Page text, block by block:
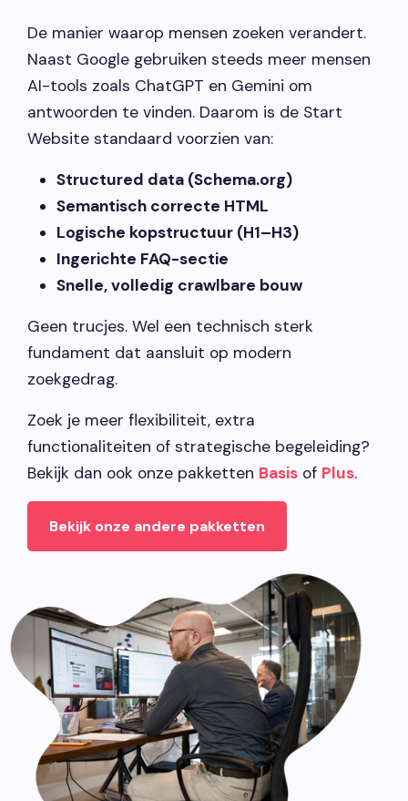
De manier waarop mensen zoeken verandert.
Naast Google gebruiken steeds meer mensen
AI-tools zoals ChatGPT en Gemini om
antwoorden te vinden. Daarom is de Start
Website standaard voorzien van:
Structured data (Schema.org)
Semantisch correcte HTML
Logische kopstructuur (H1–H3)
Ingerichte FAQ-sectie
Snelle, volledig crawlbare bouw
Geen trucjes. Wel een technisch sterk
fundament dat aansluit op modern
zoekgedrag.
Zoek je meer flexibiliteit, extra
functionaliteiten of strategische begeleiding?
Bekijk dan ook onze pakketten Basis of Plus.
Bekijk onze andere pakketten